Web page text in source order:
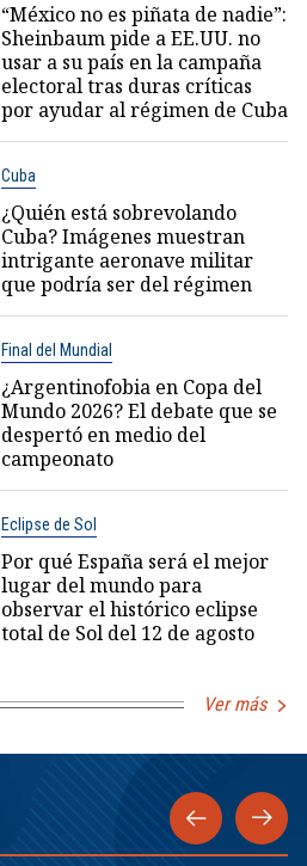
“México no es piñata de nadie”:
Sheinbaum pide a EE.UU. no
usar a su país en la campaña
electoral tras duras críticas
por ayudar al régimen de Cuba
Cuba
¿Quién está sobrevolando
Cuba? Imágenes muestran
intrigante aeronave militar
que podría ser del régimen
Final del Mundial
¿Argentinofobia en Copa del
Mundo 2026? El debate que se
despertó en medio del
campeonato
Eclipse de Sol
Por qué España será el mejor
lugar del mundo para
observar el histórico eclipse
total de Sol del 12 de agosto
Ver más